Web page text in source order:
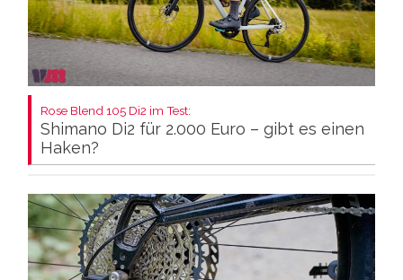
Rose Blend 105 Di2 im Test:
Shimano Di2 für 2.000 Euro – gibt es einen
Haken?